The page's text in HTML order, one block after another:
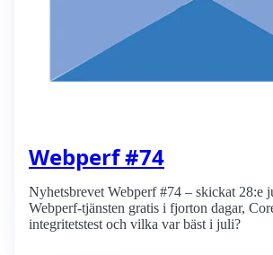
Webperf #74
Nyhetsbrevet Webperf #74 – skickat 28:e
Webperf-tjänsten gratis i fjorton dagar,
integritetstest och vilka var bäst i juli?